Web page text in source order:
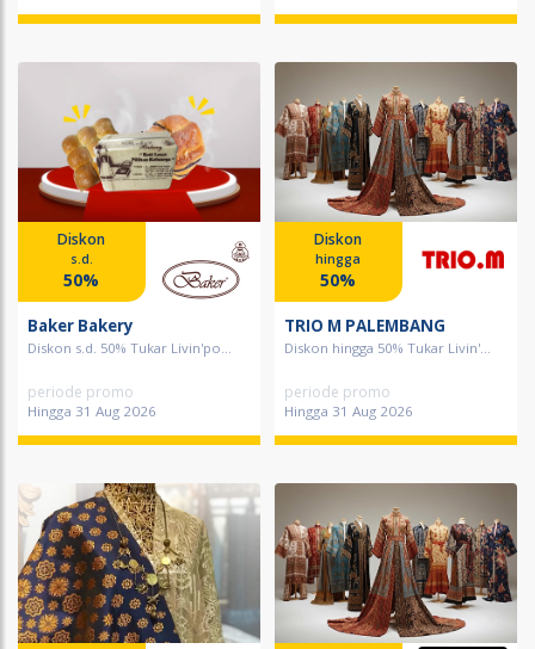
Diskon
s.d.
50%
Baker Bakery
Diskon s.d. 50% Tukar Livin'po...
periode promo
Hingga 31 Aug 2026
Diskon
hingga
50%
TRIO M PALEMBANG
Diskon hingga 50% Tukar Livin'...
periode promo
Hingga 31 Aug 2026